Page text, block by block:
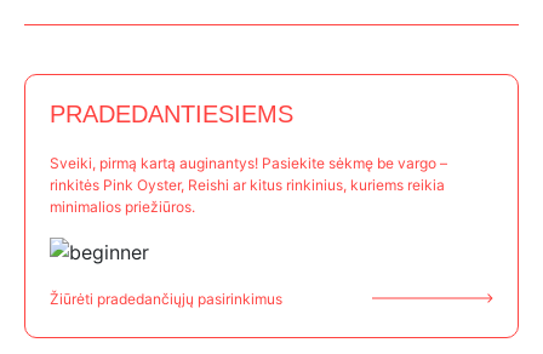
PRADEDANTIESIEMS
Sveiki, pirmą kartą auginantys! Pasiekite sėkmę be vargo –
rinkitės Pink Oyster, Reishi ar kitus rinkinius, kuriems reikia
minimalios priežiūros.
Žiūrėti pradedančiųjų pasirinkimus